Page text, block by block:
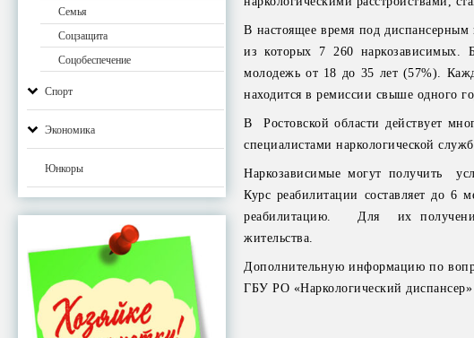
Семья
Соцзащита
Соцобеспечение
Спорт
Экономика
Юнкоры
В настоящее время под диспансерным
из которых 7 260 наркозависимых.
молодежь от 18 до 35 лет (57%).
находится в ремиссии свыше одного
В Ростовской области действует
специалистами наркологической
Наркозависимые могут получить
Курс реабилитации составляет до 6
реабилитацию. Для их получения
жительства.
Дополнительную информацию по
ГБУ РО «Наркологический